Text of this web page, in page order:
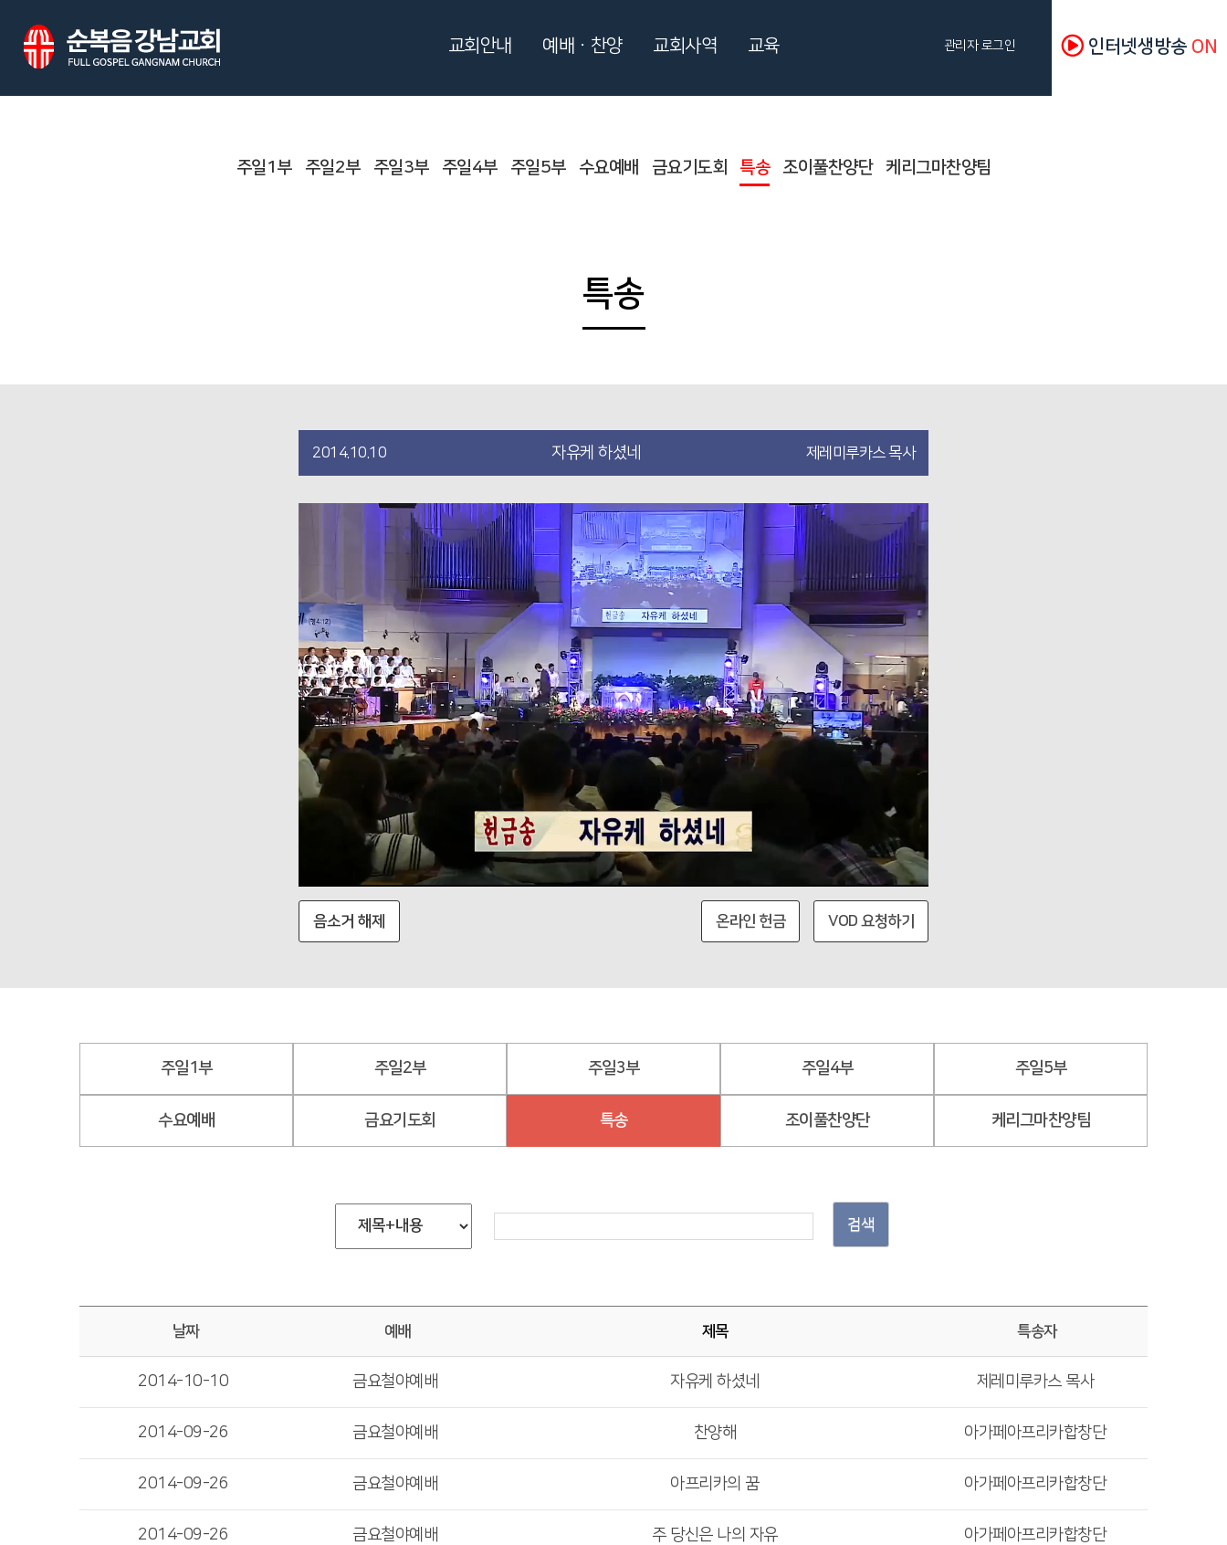
주일1부 주일2부 주일3부 주일4부 주일5부 수요예배 금요기도회 특송 조이풀찬양단 케리그마찬양팀
특송
2014.10.10 자유케 하셨네 제레미루카스 목사
음소거 해제 VOD 요청하기
온라인 헌금
주일1부 주일2부 주일3부 주일4부 주일5부
수요예배 금요기도회 특송 조이풀찬양단 케리그마찬양팀
검색
날짜 예배 제목 특송자
2014-10-10 금요철야예배 자유케 하셨네 제레미루카스 목사
2014-09-26 금요철야예배 찬양해 아가페아프리카합창단
2014-09-26 금요철야예배 아프리카의 꿈 아가페아프리카합창단
2014-09-26 금요철야예배 주 당신은 나의 자유 아가페아프리카합창단
교회안내 예배ㆍ찬양 교회사역 교육 관리자 로그인 인터넷생방송 ON